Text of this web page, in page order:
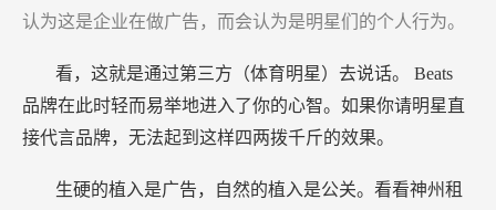
认为这是企业在做广告，而会认为是明星们的个人行为。
看，这就是通过第三方（体育明星）去说话。Beats
品牌在此时轻而易举地进入了你的心智。如果你请明星直
接代言品牌，无法起到这样四两拨千斤的效果。
生硬的植入是广告，自然的植入是公关。看看神州租